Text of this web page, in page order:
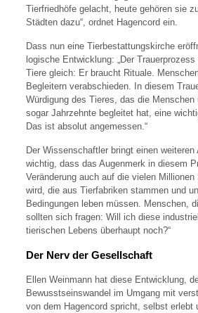
Tierfriedhöfe gelacht, heute gehören sie
Städten dazu“, ordnet Hagencord ein.
Dass nun eine Tierbestattungskirche
logische Entwicklung: „Der
Tiere gleich: Er braucht Rituale.
Begleitern verabschieden. In diesem
Würdigung des Tieres, das die Menschen
sogar Jahrzehnte begleitet hat, eine
Das ist absolut angemessen.“
Der Wissenschaftler bringt einen weiteren
wichtig, dass das Augenmerk in diesem
Veränderung auch auf die vielen
wird, die aus Tierfabriken stammen und
Bedingungen leben müssen. Menschen,
sollten sich fragen: Will ich diese
tierischen Lebens überhaupt noch?“
Der Nerv der Gesellschaft
Ellen Weinmann hat diese Entwicklung,
Bewusstseinswandel im Umgang mit
von dem Hagencord spricht, selbst erlebt